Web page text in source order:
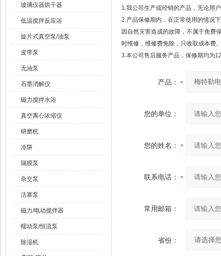
玻璃仪器烘干器
低温搅拌反应浴
旋片式真空泵/油泵
皮带泵
无油泵
石墨消解仪
磁力搅拌水浴
真空离心浓缩仪
研磨机
冷阱
隔膜泵
杂交泵
活塞泵
磁力/电动搅拌器
蠕动泵/恒流泵
除湿机
1.我公司生产或经销的产品，无论用
2.产品保修期内，在正常使用的情况
因自然灾害造成的故障，不属于免费
时维修，维修费免除，只收取成本费
3.本公司售后服务产品，保修期均为
产品：
您的单位：
您的姓名：
联系电话：
常用邮箱：
省份：